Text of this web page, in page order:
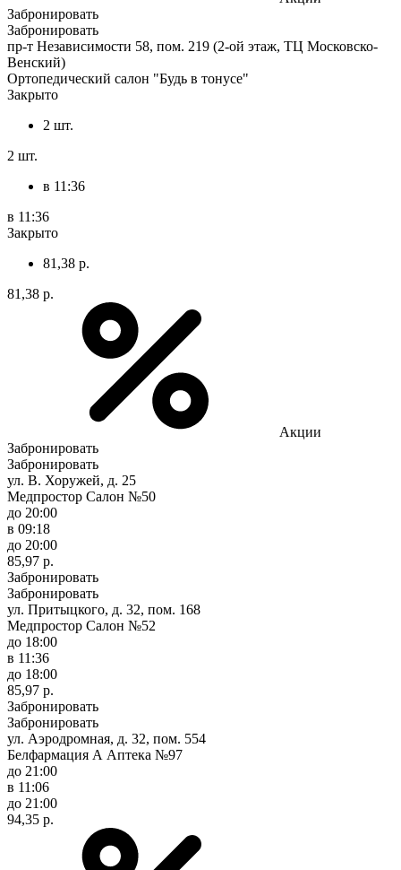
Забронировать
Забронировать
пр-т Независимости 58, пом. 219 (2-ой этаж, ТЦ Московско-
Венский)
Ортопедический салон "Будь в тонусе"
Закрыто
2 шт.
2 шт.
в 11:36
в 11:36
Закрыто
81,38 р.
81,38 р.
Акции
Забронировать
Забронировать
ул. В. Хоружей, д. 25
Медпростор Салон №50
до 20:00
в 09:18
до 20:00
85,97 р.
Забронировать
Забронировать
ул. Притыцкого, д. 32, пом. 168
Медпростор Салон №52
до 18:00
в 11:36
до 18:00
85,97 р.
Забронировать
Забронировать
ул. Аэродромная, д. 32, пом. 554
Белфармация А Аптека №97
до 21:00
в 11:06
до 21:00
94,35 р.